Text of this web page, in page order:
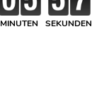
MINUTEN SEKUNDEN